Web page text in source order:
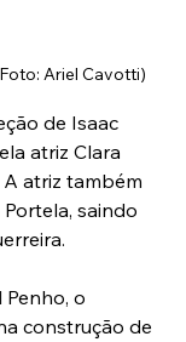
Ariel Cavotti)
de Isaac
atriz Clara
atriz também
saindo
o
construção de